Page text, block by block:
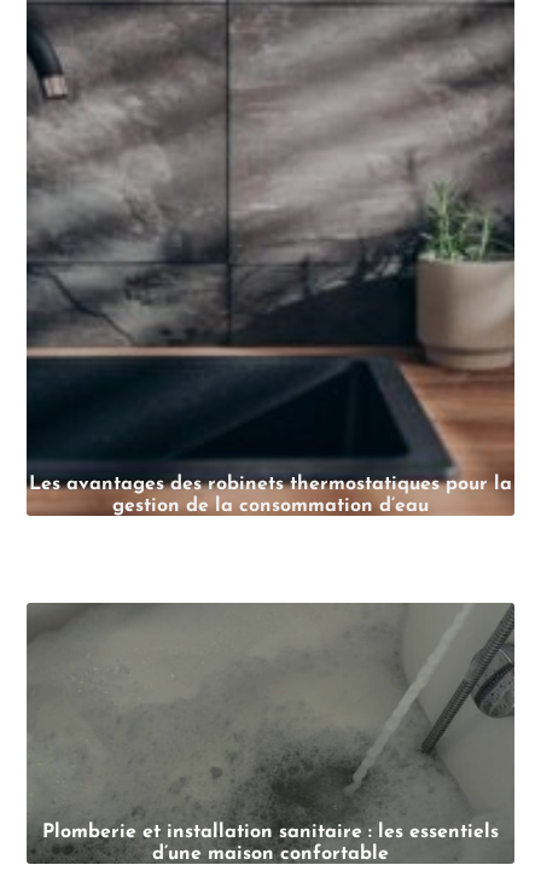
Les avantages des robinets thermostatiques pour la
gestion de la consommation d’eau
Plomberie et installation sanitaire : les essentiels
d’une maison confortable